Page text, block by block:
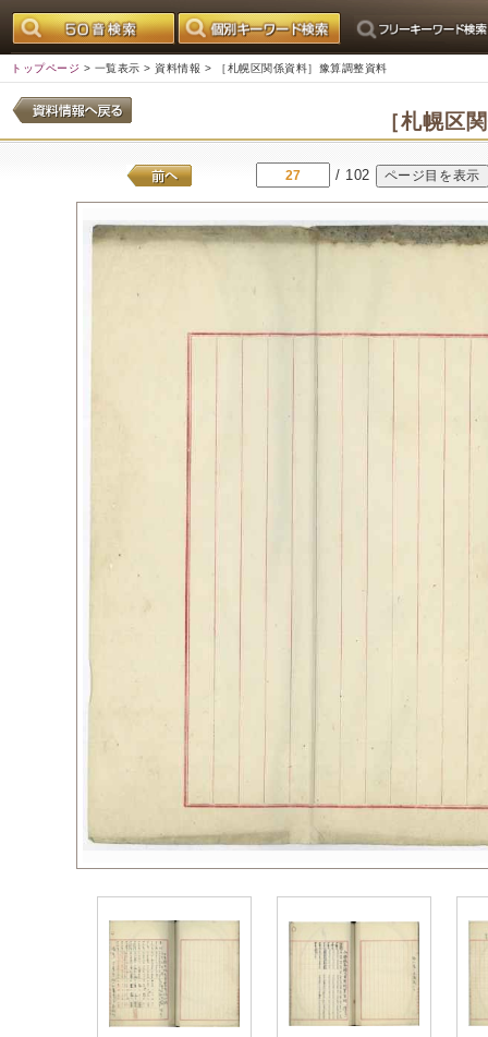
トップページ > 一覧表示 > 資料情報 > ［札幌区関係資料］豫算調整資料
［札幌区
/ 102